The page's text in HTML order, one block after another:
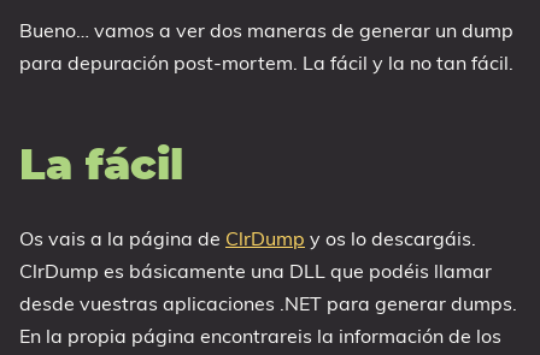
Bueno… vamos a ver dos maneras de generar un dump
para depuración post-mortem. La fácil y la no tan fácil.
La fácil
Os vais a la página de ClrDump y os lo descargáis.
ClrDump es básicamente una DLL que podéis llamar
desde vuestras aplicaciones .NET para generar dumps.
En la propia página encontrareis la información de los